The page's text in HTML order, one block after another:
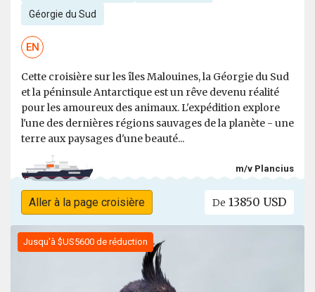
Géorgie du Sud
EN
Cette croisière sur les îles Malouines, la Géorgie du Sud
et la péninsule Antarctique est un rêve devenu réalité
pour les amoureux des animaux. L'expédition explore
l'une des dernières régions sauvages de la planète - une
terre aux paysages d'une beauté...
m/v Plancius
Aller à la page croisière De 13850 USD
Jusqu'à $US5600 de réduction